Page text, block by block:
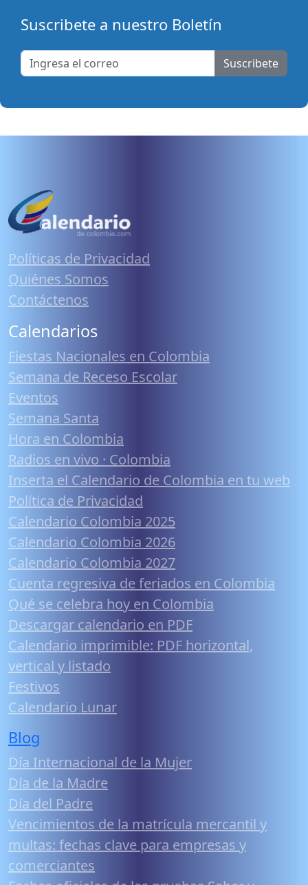
Suscribete a nuestro Boletín
Suscribete
Políticas de Privacidad
Quiénes Somos
Contáctenos
Calendarios
Fiestas Nacionales en Colombia
Semana de Receso Escolar
Eventos
Semana Santa
Hora en Colombia
Radios en vivo · Colombia
Inserta el Calendario de Colombia en tu web
Política de Privacidad
Calendario Colombia 2025
Calendario Colombia 2026
Calendario Colombia 2027
Cuenta regresiva de feriados en Colombia
Qué se celebra hoy en Colombia
Descargar calendario en PDF
Calendario imprimible: PDF horizontal,
vertical y listado
Festivos
Calendario Lunar
Blog
Día Internacional de la Mujer
Día de la Madre
Día del Padre
Vencimientos de la matrícula mercantil y
multas: fechas clave para empresas y
comerciantes